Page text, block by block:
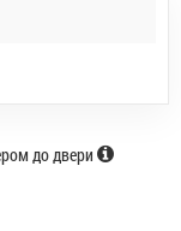
до двери